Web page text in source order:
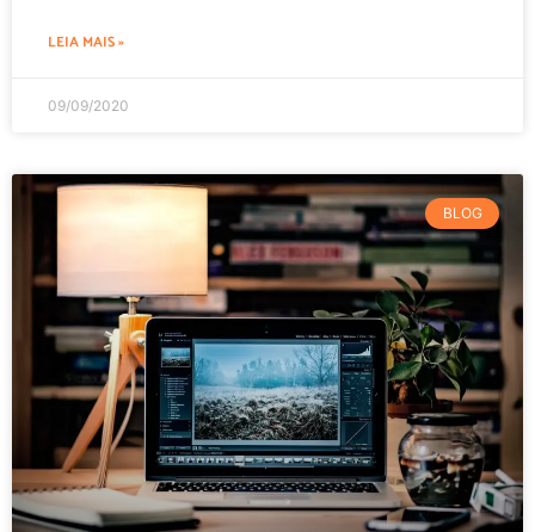
LEIA MAIS »
09/09/2020
BLOG